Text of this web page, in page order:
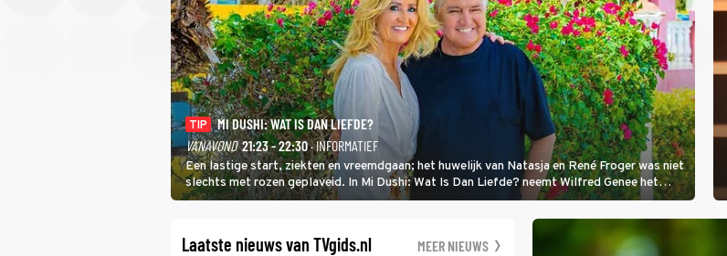
TIP
MI DUSHI: WAT IS DAN LIEFDE?
VANAVOND 21:23 - 22:30· INFORMATIEF
Een lastige start, ziekten en vreemdgaan; het huwelijk van Natasja en René Froger was niet
slechts met rozen geplaveid. In Mi Dushi: Wat Is Dan Liefde? neemt Wilfred Genee het
showbizzkoppel mee uit vissen om het over de liefde te hebben.
Laatste nieuws van TVgids.nl MEER NIEUWS